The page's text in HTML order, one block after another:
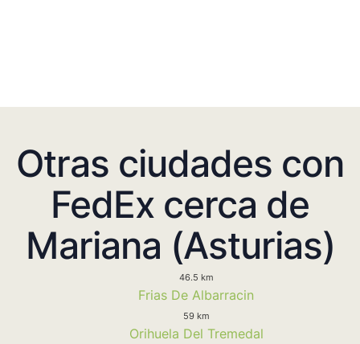
Otras ciudades con
FedEx cerca de
Mariana (Asturias)
46.5 km
Frias De Albarracin
59 km
Orihuela Del Tremedal